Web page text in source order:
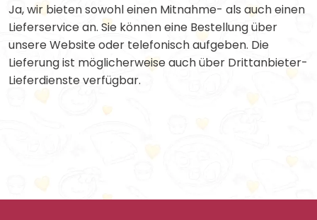
Ja, wir bieten sowohl einen Mitnahme- als auch einen
Lieferservice an. Sie können eine Bestellung über
unsere Website oder telefonisch aufgeben. Die
Lieferung ist möglicherweise auch über Drittanbieter-
Lieferdienste verfügbar.